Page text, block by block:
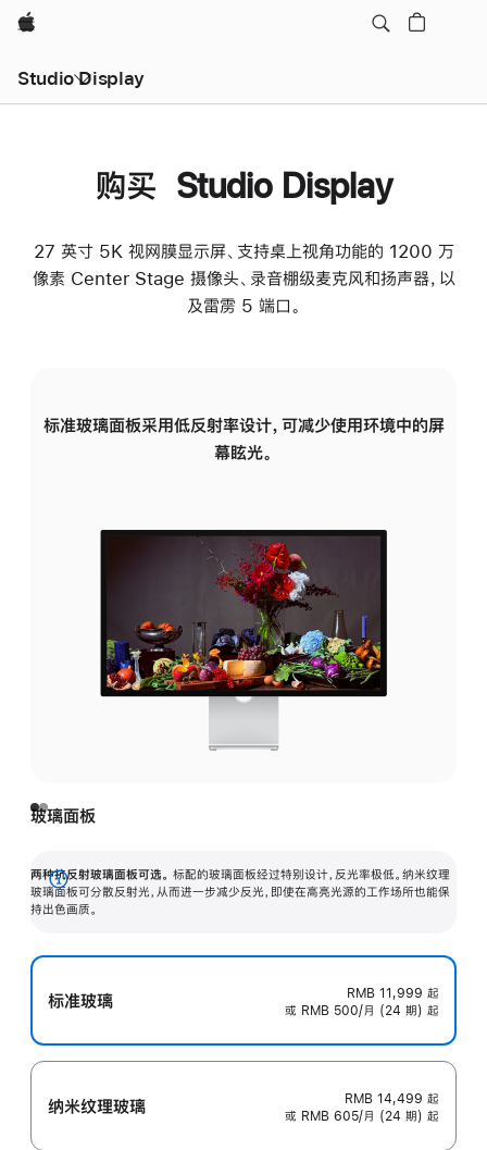
Apple
Studio Display
购买 Studio Display
27 英寸 5K 视网膜显示屏、支持桌上视角功能的 1200 万
像素 Center Stage 摄像头、录音棚级麦克风和扬声器，以
及雷雳 5 端口。
标准玻璃面板采用低反射率设计，可减少使用环境中的屏
幕眩光。
玻璃面板
两种抗反射玻璃面板可选。 标配的玻璃面板经过特别设计，反光率极低。纳米纹理
玻璃面板可分散反射光，从而进一步减少反光，即使在高亮光源的工作场所也能保
持出色画质。
展
开
标准玻璃 RMB 11,999 起
或 RMB 500/月 (24 期) 起
纳米纹理玻璃 RMB 14,499 起
或 RMB 605/月 (24 期) 起